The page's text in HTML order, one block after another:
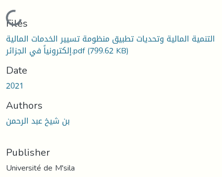
Loading...
Files
التنمية المالية وتحديات تطبيق منظومة تسيير الخدمات المالية
إلكترونياً في الجزائر.pdf(799.62 KB)
Date
2021
Authors
بن شيخ عبد الرحمن
Publisher
Université de M'sila